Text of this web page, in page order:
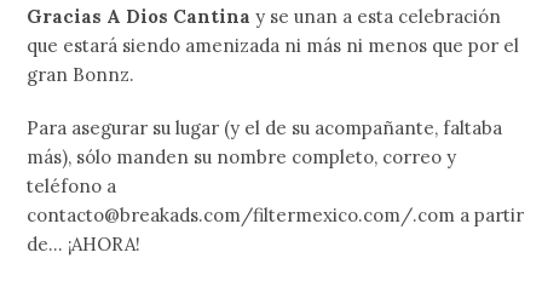
Gracias A Dios Cantina y se unan a esta celebración
que estará siendo amenizada ni más ni menos que por el
gran Bonnz.
Para asegurar su lugar (y el de su acompañante, faltaba
más), sólo manden su nombre completo, correo y
teléfono a
contacto@breakads.com/filtermexico.com/.com a partir
de… ¡AHORA!